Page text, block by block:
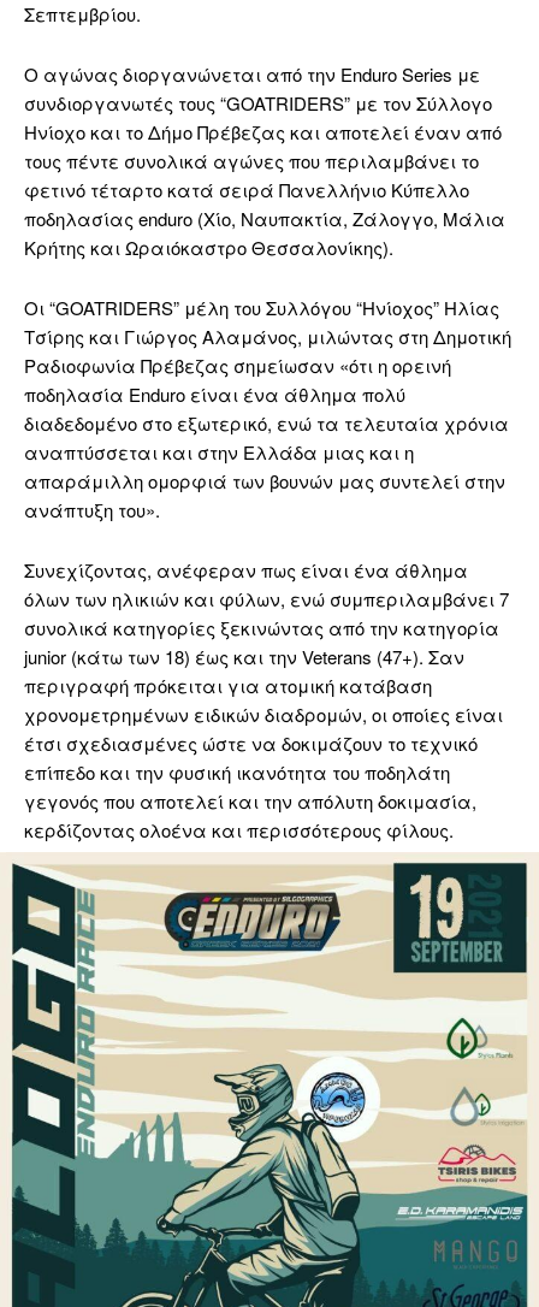
Σεπτεμβρίου.
Ο αγώνας διοργανώνεται από την Enduro Series με
συνδιοργανωτές τους “GOATRIDERS” με τον Σύλλογο
Ηνίοχο και το Δήμο Πρέβεζας και αποτελεί έναν από
τους πέντε συνολικά αγώνες που περιλαμβάνει το
φετινό τέταρτο κατά σειρά Πανελλήνιο Κύπελλο
ποδηλασίας enduro (Χίο, Ναυπακτία, Ζάλογγο, Μάλια
Κρήτης και Ωραιόκαστρο Θεσσαλονίκης).
Οι “GOATRIDERS” μέλη του Συλλόγου “Ηνίοχος” Ηλίας
Τσίρης και Γιώργος Αλαμάνος, μιλώντας στη Δημοτική
Ραδιοφωνία Πρέβεζας σημείωσαν «ότι η ορεινή
ποδηλασία Enduro είναι ένα άθλημα πολύ
διαδεδομένο στο εξωτερικό, ενώ τα τελευταία χρόνια
αναπτύσσεται και στην Ελλάδα μιας και η
απαράμιλλη ομορφιά των βουνών μας συντελεί στην
ανάπτυξη του».
Συνεχίζοντας, ανέφεραν πως είναι ένα άθλημα
όλων των ηλικιών και φύλων, ενώ συμπεριλαμβάνει 7
συνολικά κατηγορίες ξεκινώντας από την κατηγορία
junior (κάτω των 18) έως και την Veterans (47+). Σαν
περιγραφή πρόκειται για ατομική κατάβαση
χρονομετρημένων ειδικών διαδρομών, οι οποίες είναι
έτσι σχεδιασμένες ώστε να δοκιμάζουν το τεχνικό
επίπεδο και την φυσική ικανότητα του ποδηλάτη
γεγονός που αποτελεί και την απόλυτη δοκιμασία,
κερδίζοντας ολοένα και περισσότερους φίλους.